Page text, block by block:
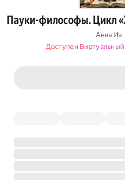
Пауки-философы. Цикл
Анна Ив
Доступен Виртуальный